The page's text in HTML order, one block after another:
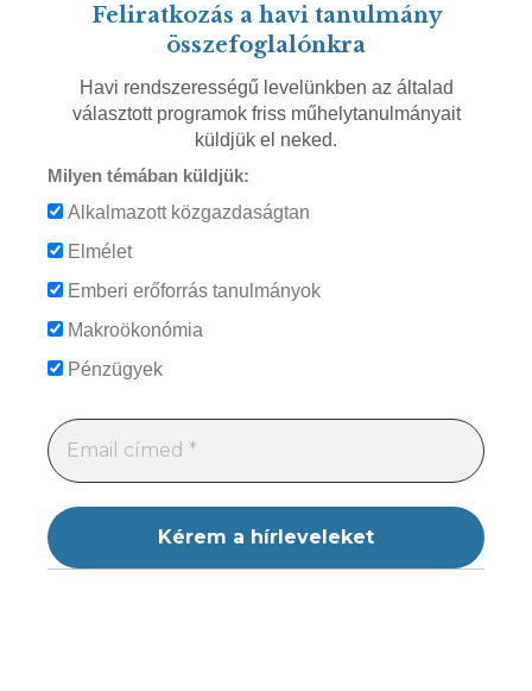
Feliratkozás a havi tanulmány
összefoglalónkra
Havi rendszerességű levelünkben az általad
választott programok friss műhelytanulmányait
küldjük el neked.
Milyen témában küldjük:
Alkalmazott közgazdaságtan
Elmélet
Emberi erőforrás tanulmányok
Makroökonómia
Pénzügyek